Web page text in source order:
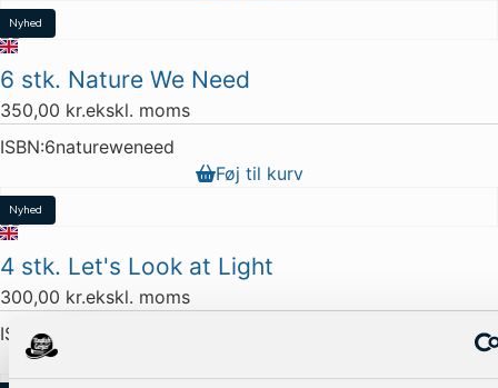
Nyhed
Restparti
8 stk. tilbage
6 stk. Nature We Need
350,00 kr.ekskl. moms
ISBN:6natureweneed
Føj til kurv
Nyhed
8 stk. tilbage
4 stk. Let's Look at Light
300,00 kr.ekskl. moms
ISBN:4Lookatlight